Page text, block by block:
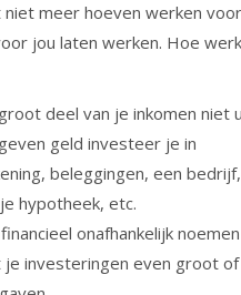
niet meer hoeven werken
jou laten werken. Hoe
deel van je inkomen niet
geld investeer je in
beleggingen, een
hypotheek, etc.
onafhankelijk
je investeringen even groot